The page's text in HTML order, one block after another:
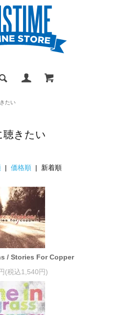
たい
聴きたい
| 価格順 | 新着順
/ Stories For Copper
(税込1,540円)